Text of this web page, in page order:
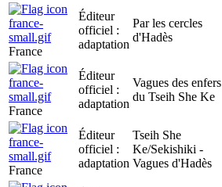
France
Éditeur
officiel :
adaptation
Par les cercles
d'Hadès
France
Éditeur
officiel :
adaptation
Vagues des enfers
du Tseih She Ke
France
Éditeur
officiel :
adaptation
Tseih She
Ke/Sekishiki -
Vagues d'Hadès